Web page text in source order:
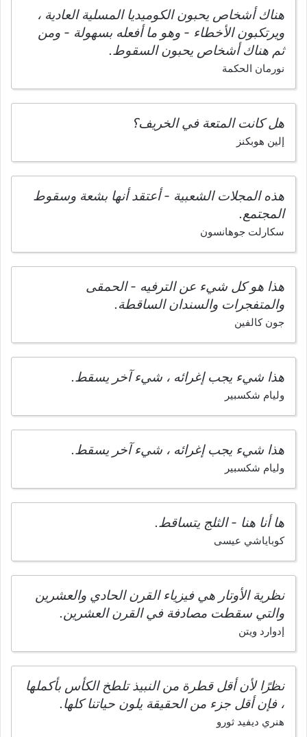
هناك أشخاص يحبون الكوميديا المسلية العادية ،
ويرتكبون الأخطاء - وهو ما أفعله بسهولة - ومن
ثم هناك أشخاص يحبون السقوط.
نورمان الحكمة
هل كانت المتعة في الخريف؟
إلين هوبكنز
هذه المجلات الشعبية - أعتقد أنها بشعة وسقوط
المجتمع.
سكارلت جوهانسون
هذا هو كل شيء عن الترفيه - الحمقى
والمتفجرات والسندان الساقطة.
جون كالفين
هذا شيء يجب إغرائه ، شيء آخر يسقط.
وليام شكسبير
هذا شيء يجب إغرائه ، شيء آخر يسقط.
وليام شكسبير
ها أنا هنا - الثلج يتساقط.
كوباياشي عيسى
نظرية الأوتار هي فيزياء القرن الحادي والعشرين
والتي سقطت مصادفة في القرن العشرين.
إدوارد ويتن
نظرًا لأن أقل قطرة من النبيذ تلطخ الكأس بأكملها
، فإن أقل جزء من الحقيقة يلون حياتنا كلها.
هنري ديفيد ثورو